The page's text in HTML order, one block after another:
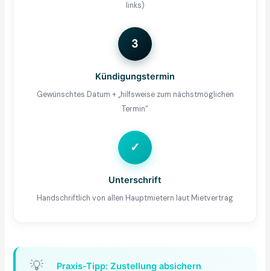
links)
3
Kündigungstermin
Gewünschtes Datum + „hilfsweise zum nächstmöglichen
Termin“
✓
Unterschrift
Handschriftlich von allen Hauptmietern laut Mietvertrag
💡
Praxis-Tipp: Zustellung absichern